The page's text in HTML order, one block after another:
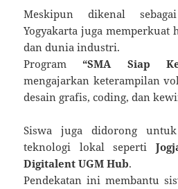
Meskipun dikenal
Yogyakarta juga memperkuat
dan dunia industri.
Program“SMA Siap
mengajarkan keterampilan
desain grafis, coding, dan
Siswa juga didorong
teknologi lokal seperti
Digitalent UGM Hub.
Pendekatan ini membantu